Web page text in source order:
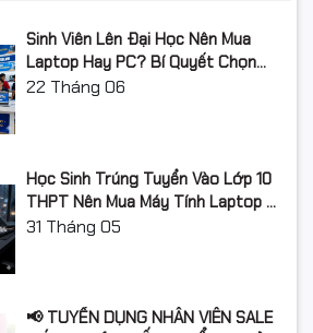
✅
❌
✅
❌
Cơ bản Chuyên nghiệp
Sinh Viên Lên Đại Học Nên Mua
Laptop Hay PC? Bí Quyết Chọn
Máy Tính Đúng Nhu Cầu, Không
22 Tháng 06
Học Sinh Trúng Tuyển Vào Lớp 10
THPT Nên Mua Máy Tính Laptop Gì
Năm Học 2026 - 2027?
31 Tháng 05
📢 TUYỂN DỤNG NHÂN VIÊN SALE